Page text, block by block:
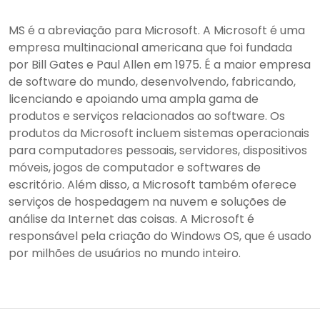
MS é a abreviação para Microsoft. A Microsoft é uma
empresa multinacional americana que foi fundada
por Bill Gates e Paul Allen em 1975. É a maior empresa
de software do mundo, desenvolvendo, fabricando,
licenciando e apoiando uma ampla gama de
produtos e serviços relacionados ao software. Os
produtos da Microsoft incluem sistemas operacionais
para computadores pessoais, servidores, dispositivos
móveis, jogos de computador e softwares de
escritório. Além disso, a Microsoft também oferece
serviços de hospedagem na nuvem e soluções de
análise da Internet das coisas. A Microsoft é
responsável pela criação do Windows OS, que é usado
por milhões de usuários no mundo inteiro.